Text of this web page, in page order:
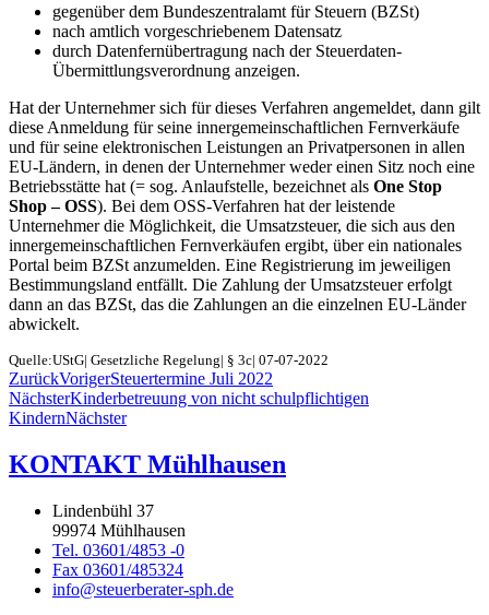
gegenüber dem Bundeszentralamt für Steuern (BZSt)
nach amtlich vorgeschriebenem Datensatz
durch Datenfernübertragung nach der Steuerdaten-
Übermittlungsverordnung anzeigen.
Hat der Unternehmer sich für dieses Verfahren angemeldet, dann gilt
diese Anmeldung für seine innergemeinschaftlichen Fernverkäufe
und für seine elektronischen Leistungen an Privatpersonen in allen
EU-Ländern, in denen der Unternehmer weder einen Sitz noch eine
Betriebsstätte hat (= sog. Anlaufstelle, bezeichnet als One Stop
Shop – OSS). Bei dem OSS-Verfahren hat der leistende
Unternehmer die Möglichkeit, die Umsatzsteuer, die sich aus den
innergemeinschaftlichen Fernverkäufen ergibt, über ein nationales
Portal beim BZSt anzumelden. Eine Registrierung im jeweiligen
Bestimmungsland entfällt. Die Zahlung der Umsatzsteuer erfolgt
dann an das BZSt, das die Zahlungen an die einzelnen EU-Länder
abwickelt.
Quelle:UStG| Gesetzliche Regelung| § 3c| 07-07-2022
ZurückVorigerSteuertermine Juli 2022
NächsterKinderbetreuung von nicht schulpflichtigen
KindernNächster
KONTAKT Mühlhausen
Lindenbühl 37
99974 Mühlhausen
Tel. 03601/4853 -0
Fax 03601/485324
info@steuerberater-sph.de